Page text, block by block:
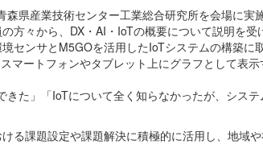
県産業技術センター工業総合研究所を会場に
方々から、DX・AI・IoTの概要について説明を受
センサとM5GOを活用したIoTシステムの構築
マートフォンやタブレット上にグラフとして表
た」「IoTについて全く知らなかったが、シス
る課題設定や課題解決に積極的に活用し、地域